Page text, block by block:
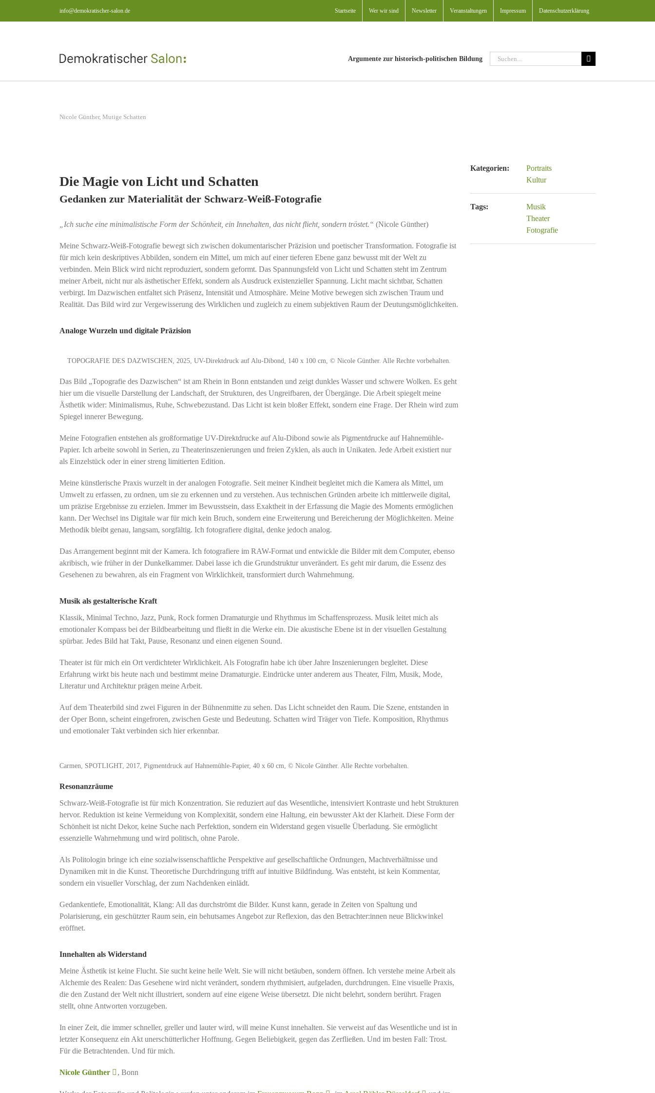
info@demokratischer-salon.de Startseite Wer wir sind Newsletter Veranstaltungen Impressum Datenschutzerklärung
Argumente zur historisch-politischen Bildung
Suche
nach:
View
Nicole Günther, Mutige Schatten
Die Magie von Licht und Schatten
Gedanken zur Materialität der Schwarz-Weiß-Fotografie
„Ich suche eine minimalistische Form der Schönheit, ein Innehalten, das nicht flieht, sondern tröstet.“ (Nicole Günther)
Meine Schwarz-Weiß-Fotografie bewegt sich zwischen dokumentarischer Präzision und poetischer Transformation. Fotografie ist
für mich kein deskriptives Abbilden, sondern ein Mittel, um mich auf einer tieferen Ebene ganz bewusst mit der Welt zu
verbinden. Mein Blick wird nicht reproduziert, sondern geformt. Das Spannungsfeld von Licht und Schatten steht im Zentrum
meiner Arbeit, nicht nur als ästhetischer Effekt, sondern als Ausdruck existenzieller Spannung. Licht macht sichtbar, Schatten
verbirgt. Im Dazwischen entfaltet sich Präsenz, Intensität und Atmosphäre. Meine Motive bewegen sich zwischen Traum und
Realität. Das Bild wird zur Vergewisserung des Wirklichen und zugleich zu einem subjektiven Raum der Deutungsmöglichkeiten.
Analoge Wurzeln und digitale Präzision
TOPOGRAFIE DES DAZWISCHEN, 2025, UV-Direktdruck auf Alu-Dibond, 140 x 100 cm, © Nicole Günther. Alle Rechte vorbehalten.
Das Bild „Topografie des Dazwischen“ ist am Rhein in Bonn entstanden und zeigt dunkles Wasser und schwere Wolken. Es geht
hier um die visuelle Darstellung der Landschaft, der Strukturen, des Ungreifbaren, der Übergänge. Die Arbeit spiegelt meine
Ästhetik wider: Minimalismus, Ruhe, Schwebezustand. Das Licht ist kein bloßer Effekt, sondern eine Frage. Der Rhein wird zum
Spiegel innerer Bewegung.
Meine Fotografien entstehen als großformatige UV-Direktdrucke auf Alu-Dibond sowie als Pigmentdrucke auf Hahnemühle-
Papier. Ich arbeite sowohl in Serien, zu Theaterinszenierungen und freien Zyklen, als auch in Unikaten. Jede Arbeit existiert nur
als Einzelstück oder in einer streng limitierten Edition.
Meine künstlerische Praxis wurzelt in der analogen Fotografie. Seit meiner Kindheit begleitet mich die Kamera als Mittel, um
Umwelt zu erfassen, zu ordnen, um sie zu erkennen und zu verstehen. Aus technischen Gründen arbeite ich mittlerweile digital,
um präzise Ergebnisse zu erzielen. Immer im Bewusstsein, dass Exaktheit in der Erfassung die Magie des Moments ermöglichen
kann. Der Wechsel ins Digitale war für mich kein Bruch, sondern eine Erweiterung und Bereicherung der Möglichkeiten. Meine
Methodik bleibt genau, langsam, sorgfältig. Ich fotografiere digital, denke jedoch analog.
Das Arrangement beginnt mit der Kamera. Ich fotografiere im RAW-Format und entwickle die Bilder mit dem Computer, ebenso
akribisch, wie früher in der Dunkelkammer. Dabei lasse ich die Grundstruktur unverändert. Es geht mir darum, die Essenz des
Gesehenen zu bewahren, als ein Fragment von Wirklichkeit, transformiert durch Wahrnehmung.
Musik als gestalterische Kraft
Klassik, Minimal Techno, Jazz, Punk, Rock formen Dramaturgie und Rhythmus im Schaffensprozess. Musik leitet mich als
emotionaler Kompass bei der Bildbearbeitung und fließt in die Werke ein. Die akustische Ebene ist in der visuellen Gestaltung
spürbar. Jedes Bild hat Takt, Pause, Resonanz und einen eigenen Sound.
Theater ist für mich ein Ort verdichteter Wirklichkeit. Als Fotografin habe ich über Jahre Inszenierungen begleitet. Diese
Erfahrung wirkt bis heute nach und bestimmt meine Dramaturgie. Eindrücke unter anderem aus Theater, Film, Musik, Mode,
Literatur und Architektur prägen meine Arbeit.
Auf dem Theaterbild sind zwei Figuren in der Bühnenmitte zu sehen. Das Licht schneidet den Raum. Die Szene, entstanden in
der Oper Bonn, scheint eingefroren, zwischen Geste und Bedeutung. Schatten wird Träger von Tiefe. Komposition, Rhythmus
und emotionaler Takt verbinden sich hier erkennbar.
Carmen, SPOTLIGHT, 2017, Pigmentdruck auf Hahnemühle-Papier, 40 x 60 cm, © Nicole Günther. Alle Rechte vorbehalten.
Resonanzräume
Schwarz-Weiß-Fotografie ist für mich Konzentration. Sie reduziert auf das Wesentliche, intensiviert Kontraste und hebt Strukturen
hervor. Reduktion ist keine Vermeidung von Komplexität, sondern eine Haltung, ein bewusster Akt der Klarheit. Diese Form der
Schönheit ist nicht Dekor, keine Suche nach Perfektion, sondern ein Widerstand gegen visuelle Überladung. Sie ermöglicht
essenzielle Wahrnehmung und wird politisch, ohne Parole.
Als Politologin bringe ich eine sozialwissenschaftliche Perspektive auf gesellschaftliche Ordnungen, Machtverhältnisse und
Dynamiken mit in die Kunst. Theoretische Durchdringung trifft auf intuitive Bildfindung. Was entsteht, ist kein Kommentar,
sondern ein visueller Vorschlag, der zum Nachdenken einlädt.
Gedankentiefe, Emotionalität, Klang: All das durchströmt die Bilder. Kunst kann, gerade in Zeiten von Spaltung und
Polarisierung, ein geschützter Raum sein, ein behutsames Angebot zur Reflexion, das den Betrachter:innen neue Blickwinkel
eröffnet.
Innehalten als Widerstand
Meine Ästhetik ist keine Flucht. Sie sucht keine heile Welt. Sie will nicht betäuben, sondern öffnen. Ich verstehe meine Arbeit als
Alchemie des Realen: Das Gesehene wird nicht verändert, sondern rhythmisiert, aufgeladen, durchdrungen. Eine visuelle Praxis,
die den Zustand der Welt nicht illustriert, sondern auf eine eigene Weise übersetzt. Die nicht belehrt, sondern berührt. Fragen
stellt, ohne Antworten vorzugeben.
In einer Zeit, die immer schneller, greller und lauter wird, will meine Kunst innehalten. Sie verweist auf das Wesentliche und ist in
letzter Konsequenz ein Akt unerschütterlicher Hoffnung. Gegen Beliebigkeit, gegen das Zerfließen. Und im besten Fall: Trost.
Für die Betrachtenden. Und für mich.
Nicole Günther , Bonn
Kategorien:
Portraits
Kultur
Tags:
Musik
Theater
Fotografie